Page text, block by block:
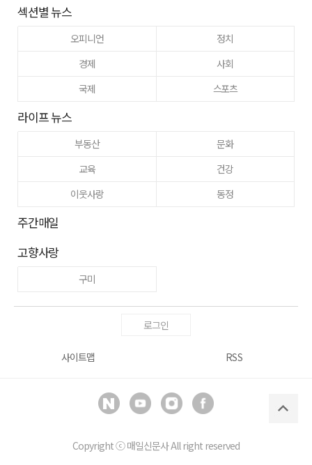
섹션별 뉴스
오피니언
정치
경제
사회
국제
스포츠
라이프 뉴스
부동산
문화
교육
건강
이웃사랑
동정
주간매일
고향사랑
구미
로그인
사이트맵 RSS
Copyright ⓒ매일신문사All right reserved